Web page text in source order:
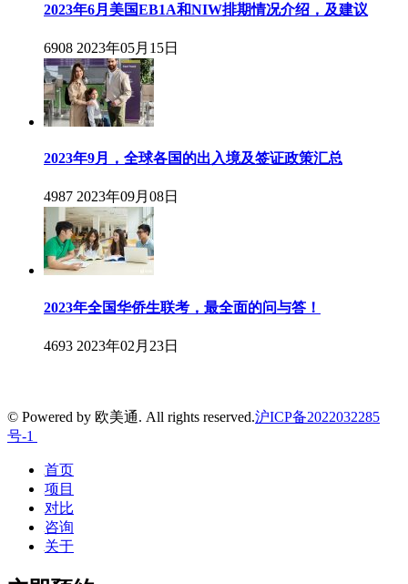
2023年6月美国EB1A和NIW排期情况介绍，及建议
6908 2023年05月15日
2023年9月，全球各国的出入境及签证政策汇总
4987 2023年09月08日
2023年全国华侨生联考，最全面的问与答！
4693 2023年02月23日
© Powered by 欧美通. All rights reserved.沪ICP备2022032285
号-1
首页
项目
对比
咨询
关于